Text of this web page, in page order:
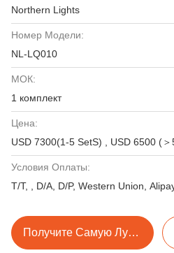
Northern Lights
Номер Модели:
NL-LQ010
МОК:
1 комплект
Цена:
USD
Условия Оплаты:
T/T, , D/A, D/P, Western Union,
Получите Самую Лучшую Цену